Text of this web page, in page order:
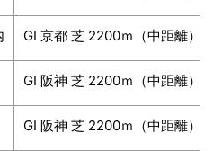
GⅠ 京都 芝 2200ｍ（中距離）
GⅠ 阪神 芝 2200ｍ（中距離）
GⅠ 阪神 芝 2200ｍ（中距離）